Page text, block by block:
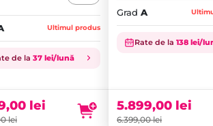
Ultimul produs
de la 37 lei/lună
leilei.
lei
lei.
Grad A
Rate de la138 lei/
6.399,00lei
fost:
6.399,00 lei.
5.899,00 lei
este:
5.899,00 lei.